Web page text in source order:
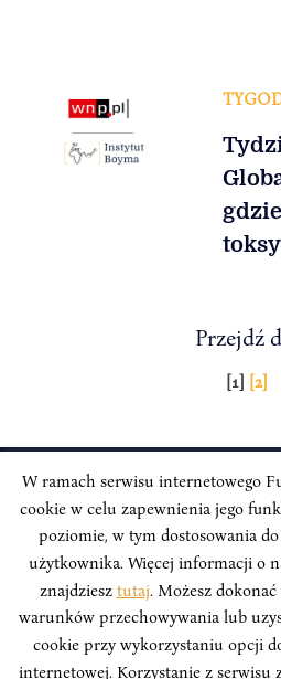
Przejdź
Stronicowanie[1] [2]
INSTYTUT BOYMA /
Adres korespondencyjny: ul.
Odwiedź nas w mediach
W ramach serwisu internetowego
cookie w celu zapewnienia jego
poziomie, w tym dostosowania
użytkownika. Więcej informacji o
znajdziesz tutaj. Możesz
warunków przechowywania lub
cookie przy wykorzystaniu opcji
internetowej. Korzystanie z serwisu